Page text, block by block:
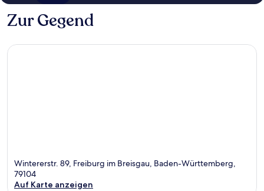
Zur Gegend
Wintererstr. 89, Freiburg im Breisgau, Baden-Württemberg,
79104
Auf Karte anzeigen